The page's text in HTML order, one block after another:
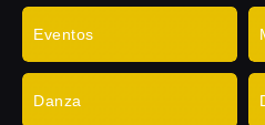
Eventos
Danza